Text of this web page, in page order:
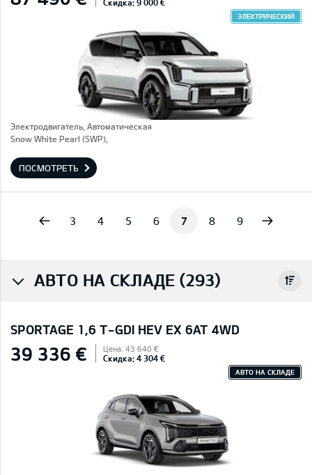
Скидка: 9 000 €
ЭЛЕКТРИЧЕСКИЙ
Электродвигатель, Автоматическая
Snow White Pearl (SWP),
ПОСМОТРЕТЬ
3 4 5 6 7 8 9
АВТО НА СКЛАДЕ (293)
SPORTAGE 1,6 T-GDI HEV EX 6AT 4WD
39 336 € Цена: 43 640 €
Скидка: 4 304 €
АВТО НА СКЛАДЕ